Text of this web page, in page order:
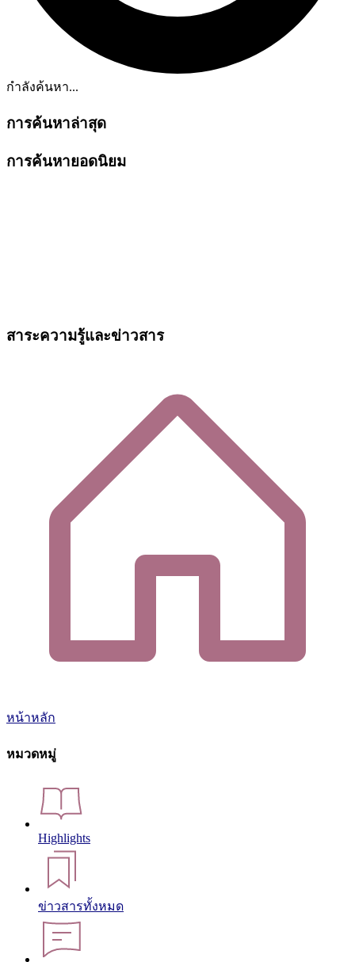
กำลังค้นหา...
การค้นหาล่าสุด
การค้นหายอดนิยม
สาระความรู้และข่าวสาร
หน้าหลัก
หมวดหมู่
Highlights
ข่าวสารทั้งหมด